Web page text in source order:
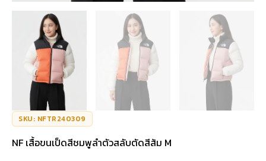
SKU: NFTR240309
NF เสื้อขนเป็ดสีชมพูลำตัวสลับตัดสีส้ม M